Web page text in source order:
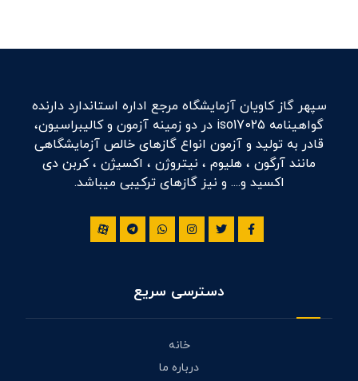
سپهر گاز کاویان آزمایشگاه مرجع اداره استاندارد دارنده
گواهینامه iso17025 در دو زمینه آزمون و کالیبراسیون،
قادر به تولید و آزمون انواع گازهای خالص آزمایشگاهی
مانند آرگون ، هلیوم ، نیتروژن ، اکسیژن ، کربن دی
اکسید و.... و نیز گازهای ترکیبی میباشد.
دسترسی سریع
خانه
درباره ما